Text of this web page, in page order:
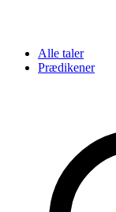
Alle taler
Prædikener